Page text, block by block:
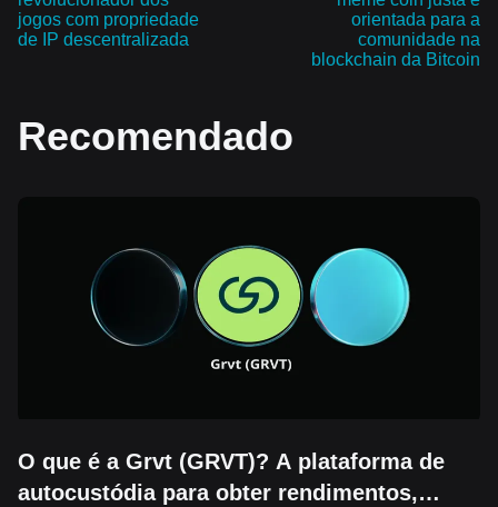
jogos com propriedade
de IP descentralizada
orientada para a
comunidade na
blockchain da Bitcoin
Recomendado
O que é a Grvt (GRVT)? A plataforma de
autocustódia para obter rendimentos,